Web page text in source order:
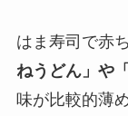
はま寿司で赤
ねうどん」や
味が比較的薄